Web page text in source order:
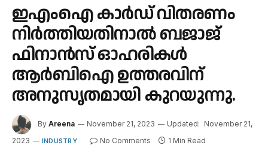
ഇഎംഐ കാർഡ് വിതരണം
നിർത്തിയതിനാൽ ബജാജ്
ഫിനാൻസ് ഓഹരികൾ
ആർബിഐ ഉത്തരവിന്
അനുസൃതമായി കുറയുന്നു.
By Areena November 21, 2023 Updated: November 21,
2023
INDUSTRY No Comments 1 Min Read